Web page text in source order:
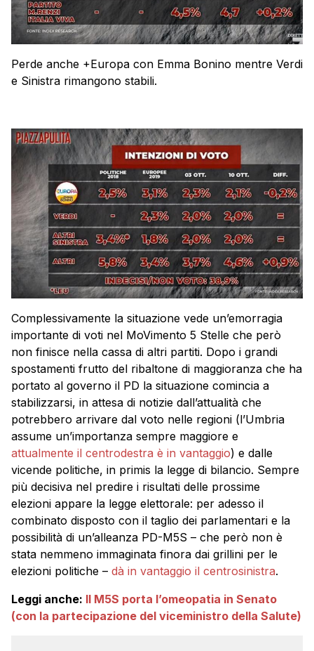
Perde anche +Europa con Emma Bonino mentre Verdi
e Sinistra rimangono stabili.
Complessivamente la situazione vede un’emorragia
importante di voti nel MoVimento 5 Stelle che però
non finisce nella cassa di altri partiti. Dopo i grandi
spostamenti frutto del ribaltone di maggioranza che ha
portato al governo il PD la situazione comincia a
stabilizzarsi, in attesa di notizie dall’attualità che
potrebbero arrivare dal voto nelle regioni (l’Umbria
assume un’importanza sempre maggiore e
attualmente il centrodestra è in vantaggio) e dalle
vicende politiche, in primis la legge di bilancio. Sempre
più decisiva nel predire i risultati delle prossime
elezioni appare la legge elettorale: per adesso il
combinato disposto con il taglio dei parlamentari e la
possibilità di un’alleanza PD-M5S – che però non è
stata nemmeno immaginata finora dai grillini per le
elezioni politiche – dà in vantaggio il centrosinistra.
Leggi anche: Il M5S porta l’omeopatia in Senato
(con la partecipazione del viceministro della Salute)